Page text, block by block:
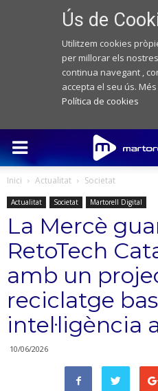
Ús de
Utilitzem cookies
per millorar els
continua navegant ,
accepta el seu ús.
Política de cookies
Inici Actualitat Societat
Actualitat Societat Martorell Digital
La Mercè
RetoTech
amb un
reciclatge
intel·ligència
10/06/2026